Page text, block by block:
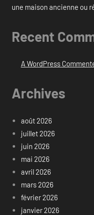
une maison ancienne ou
Recent
A WordPress
Archives
août 2026
juillet 2026
juin 2026
mai 2026
avril 2026
mars 2026
février 2026
janvier 2026